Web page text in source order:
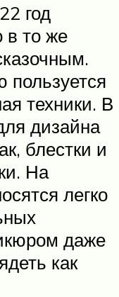
год
в то же
пользуется
техники. В
дизайна
блестки и
На
легко
даже
как